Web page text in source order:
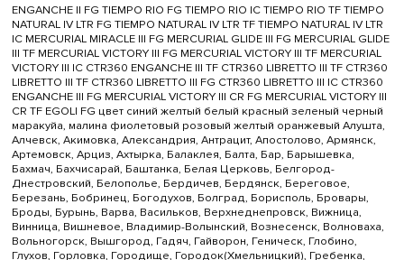
ENGANCHE II FG TIEMPO RIO FG TIEMPO RIO IC TIEMPO RIO TF TIEMPO
NATURAL IV LTR FG TIEMPO NATURAL IV LTR TF TIEMPO NATURAL IV LTR
IC MERCURIAL MIRACLE III FG MERCURIAL GLIDE III FG MERCURIAL GLIDE
III TF MERCURIAL VICTORY III FG MERCURIAL VICTORY III TF MERCURIAL
VICTORY III IC CTR360 ENGANCHE III TF CTR360 LIBRETTO III TF CTR360
LIBRETTO III TF CTR360 LIBRETTO III FG CTR360 LIBRETTO III IC CTR360
ENGANCHE III FG MERCURIAL VICTORY III CR FG MERCURIAL VICTORY III
CR TF EGOLI FG цвет синий желтый белый красный зеленый черный
маракуйа, малина фиолетовый розовый желтый оранжевый Алушта,
Алчевск, Акимовка, Александрия, Антрацит, Апостолово, Армянск,
Артемовск, Арциз, Ахтырка, Балаклея, Балта, Бар, Барышевка,
Бахмач, Бахчисарай, Баштанка, Белая Церковь, Белгород-
Днестровский, Белополье, Бердичев, Бердянск, Береговое,
Березань, Бобринец, Богодухов, Болград, Борисполь, Бровары,
Броды, Бурынь, Варва, Васильков, Верхнеднепровск, Вижница,
Винница, Вишневое, Владимир-Волынский, Вознесенск, Волноваха,
Вольногорск, Вышгород, Гадяч, Гайворон, Геническ, Глобино,
Глухов, Горловка, Городище, Городок(Хмельницкий), Гребенка,